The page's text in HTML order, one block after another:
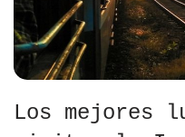
Los mejores